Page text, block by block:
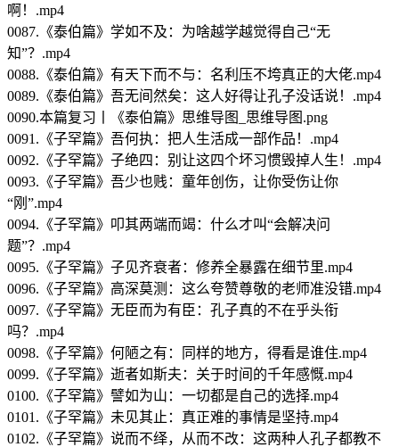
啊！.mp4
0087.《泰伯篇》学如不及：为啥越学越觉得自己“无
知”？.mp4
0088.《泰伯篇》有天下而不与：名利压不垮真正的大佬.mp4
0089.《泰伯篇》吾无间然矣：这人好得让孔子没话说！.mp4
0090.本篇复习丨《泰伯篇》思维导图_思维导图.png
0091.《子罕篇》吾何执：把人生活成一部作品！.mp4
0092.《子罕篇》子绝四：别让这四个坏习惯毁掉人生！.mp4
0093.《子罕篇》吾少也贱：童年创伤，让你受伤让你
“刚”.mp4
0094.《子罕篇》叩其两端而竭：什么才叫“会解决问
题”？.mp4
0095.《子罕篇》子见齐衰者：修养全暴露在细节里.mp4
0096.《子罕篇》高深莫测：这么夸赞尊敬的老师准没错.mp4
0097.《子罕篇》无臣而为有臣：孔子真的不在乎头衔
吗？.mp4
0098.《子罕篇》何陋之有：同样的地方，得看是谁住.mp4
0099.《子罕篇》逝者如斯夫：关于时间的千年感慨.mp4
0100.《子罕篇》譬如为山：一切都是自己的选择.mp4
0101.《子罕篇》未见其止：真正难的事情是坚持.mp4
0102.《子罕篇》说而不绎，从而不改：这两种人孔子都教不